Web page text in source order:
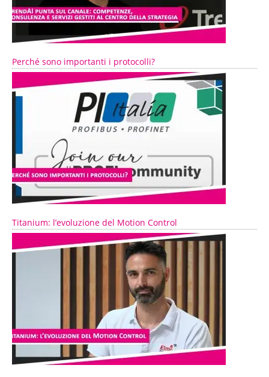
Perché sono importanti i protocolli?
Titanium: l’evoluzione del Motion Control